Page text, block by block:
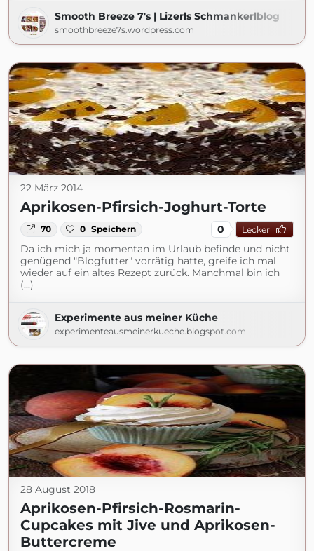
Smooth Breeze 7's | Lizerls Schmankerlblog
smoothbreeze7s.wordpress.com
22 März 2014
Aprikosen-Pfirsich-Joghurt-Torte
70 0 Speichern 0 Lecker
Da ich mich ja momentan im Urlaub befinde und nicht
genügend "Blogfutter" vorrätig hatte, greife ich mal
wieder auf ein altes Rezept zurück. Manchmal bin ich
(...)
Experimente aus meiner Küche
experimenteausmeinerkueche.blogspot.com
28 August 2018
Aprikosen-Pfirsich-Rosmarin-
Cupcakes mit Jive und Aprikosen-
Buttercreme